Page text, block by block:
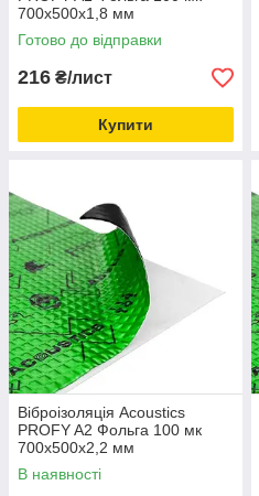
700x500х1,8 мм
Готово до відправки
216 ₴/лист
Купити
Віброізоляція Acoustics
PROFY A2 Фольга 100 мк
700x500х2,2 мм
В наявності